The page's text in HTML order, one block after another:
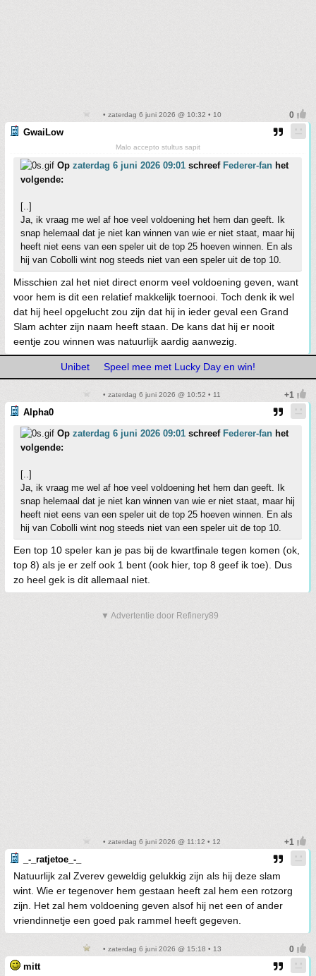
• zaterdag 6 juni 2026 @ 10:32 • 10
GwaiLow
Malo accepto stultus sapit
Op zaterdag 6 juni 2026 09:01 schreef Federer-fan het
volgende:
[..]
Ja, ik vraag me wel af hoe veel voldoening het hem dan geeft. Ik
snap helemaal dat je niet kan winnen van wie er niet staat, maar hij
heeft niet eens van een speler uit de top 25 hoeven winnen. En als
hij van Cobolli wint nog steeds niet van een speler uit de top 10.
Misschien zal het niet direct enorm veel voldoening geven, want
voor hem is dit een relatief makkelijk toernooi. Toch denk ik wel
dat hij heel opgelucht zou zijn dat hij in ieder geval een Grand
Slam achter zijn naam heeft staan. De kans dat hij er nooit
eentje zou winnen was natuurlijk aardig aanwezig.
Unibet Speel mee met Lucky Day en win!
• zaterdag 6 juni 2026 @ 10:52 • 11
Alpha0
Op zaterdag 6 juni 2026 09:01 schreef Federer-fan het
volgende:
[..]
Ja, ik vraag me wel af hoe veel voldoening het hem dan geeft. Ik
snap helemaal dat je niet kan winnen van wie er niet staat, maar hij
heeft niet eens van een speler uit de top 25 hoeven winnen. En als
hij van Cobolli wint nog steeds niet van een speler uit de top 10.
Een top 10 speler kan je pas bij de kwartfinale tegen komen (ok,
top 8) als je er zelf ook 1 bent (ook hier, top 8 geef ik toe). Dus
zo heel gek is dit allemaal niet.
▼ Advertentie door Refinery89
• zaterdag 6 juni 2026 @ 11:12 • 12
_-_ratjetoe_-_
Natuurlijk zal Zverev geweldig gelukkig zijn als hij deze slam
wint. Wie er tegenover hem gestaan heeft zal hem een rotzorg
zijn. Het zal hem voldoening geven alsof hij net een of ander
vriendinnetje een goed pak rammel heeft gegeven.
• zaterdag 6 juni 2026 @ 15:18 • 13
mitt